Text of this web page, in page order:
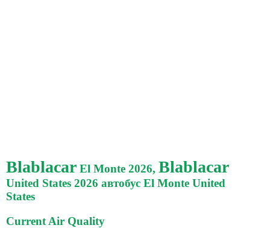
Blablacar El Monte 2026, Blablacar
United States 2026 автобус El Monte United
States
Current Air Quality